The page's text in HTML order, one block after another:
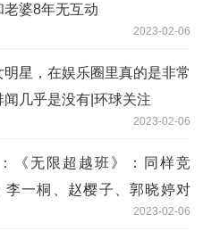
老婆8年无互动
2023-02-06
明星，在娱乐圈里真的是非常
闻几乎是没有|环球关注
2023-02-06
《无限超越班》：同样竞
李一桐、赵樱子、郭晓婷对
2023-02-06